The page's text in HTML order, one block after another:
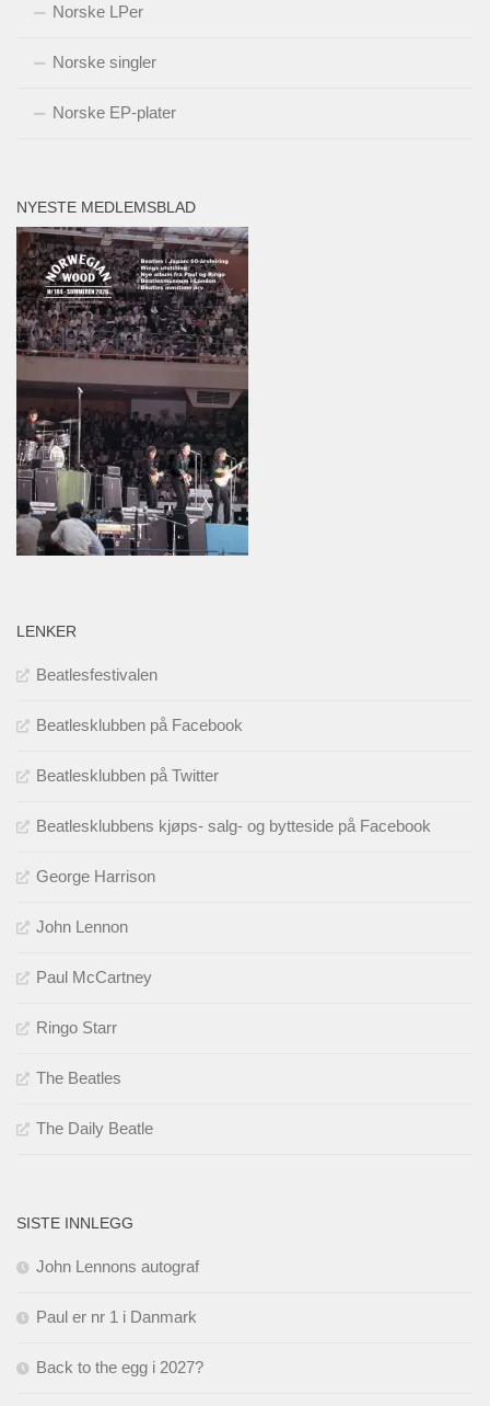
Norske LPer
Norske singler
Norske EP-plater
NYESTE MEDLEMSBLAD
LENKER
Beatlesfestivalen
Beatlesklubben på Facebook
Beatlesklubben på Twitter
Beatlesklubbens kjøps- salg- og bytteside på Facebook
George Harrison
John Lennon
Paul McCartney
Ringo Starr
The Beatles
The Daily Beatle
SISTE INNLEGG
John Lennons autograf
Paul er nr 1 i Danmark
Back to the egg i 2027?